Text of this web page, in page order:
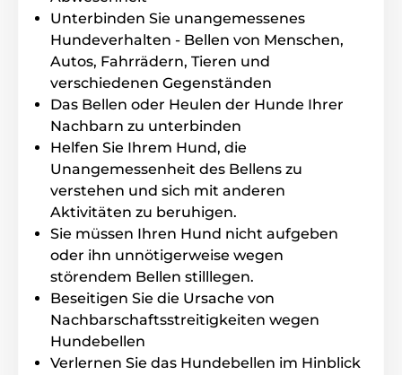
heruntergelassen wird.
Wasserdichtigkeit
einem wasserdichten Empfänger
geliefert, der mitIPX6gekennzeichnet ist.
Damit ist er sowohl für den Haus- als auch für den
Außenbereich geeignet. Sie können es bei Regen und
Schnee verwenden.
Hunderasse
Das Universalhalsband ist für alle
Hunderassen und -größen geeignet. Es
Unterbinden Sie unangemessenes
Hundeverhalten - Bellen von Menschen,
Autos, Fahrrädern, Tieren und
verschiedenen Gegenständen
Das Bellen oder Heulen der Hunde Ihrer
Nachbarn zu unterbinden
Helfen Sie Ihrem Hund, die
Unangemessenheit des Bellens zu
verstehen und sich mit anderen
Aktivitäten zu beruhigen.
Sie müssen Ihren Hund nicht aufgeben
oder ihn unnötigerweise wegen
störendem Bellen stilllegen.
Beseitigen Sie die Ursache von
Nachbarschaftsstreitigkeiten wegen
Hundebellen
Verlernen Sie das Hundebellen im Hinblick